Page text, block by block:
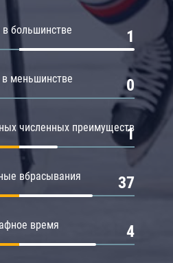
большинстве 1
меньшинстве 0
численных преимуществ
1
вбрасывания 37
время 4